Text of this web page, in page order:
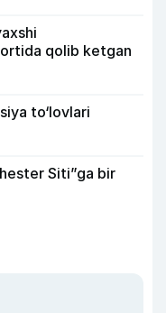
qolib ketgan
to‘lovlari
Siti”ga bir